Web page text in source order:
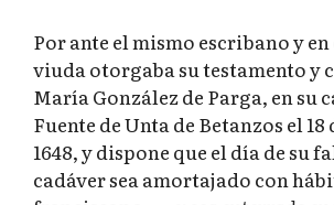
Por ante el mismo escribano y en
viuda otorgaba su testamento y
María González de Parga, en su
Fuente de Unta de Betanzos el
1648, y dispone que el día de su
cadáver sea amortajado con